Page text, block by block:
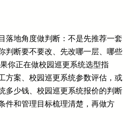
落地角度做判断：不是先推荐一套
判断要不要改、先改哪一层、哪些
你正在做校园巡更系统选型指
方案、校园巡更系统参数评估，或
多少钱、校园巡更系统报价的判断
件和管理目标梳理清楚，再做方